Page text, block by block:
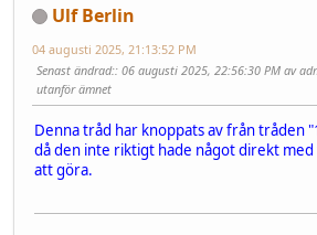
Ulf Berlin
04 augusti 2025, 21:13:52 PM
Senast ändrad:: 06 augusti 2025, 22:56:30 PM av
utanför ämnet
Denna tråd har knoppats av från tråden
då den inte riktigt hade något direkt
att göra.